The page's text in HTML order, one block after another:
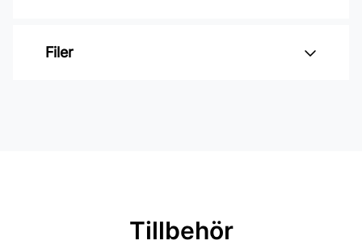
Varumärke: Midbec Tapeter
Bredd: 0,53 m
Filer
Tillbehör